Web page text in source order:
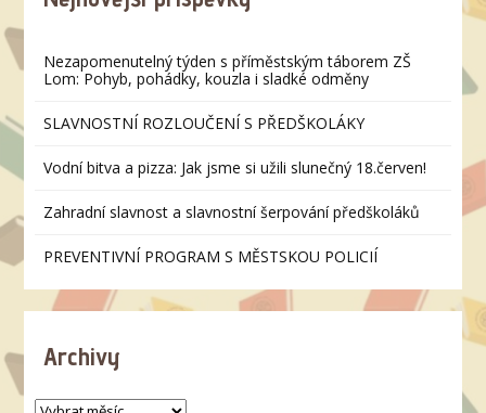
Nezapomenutelný týden s příměstským táborem ZŠ
Lom: Pohyb, pohádky, kouzla i sladké odměny
SLAVNOSTNÍ ROZLOUČENÍ S PŘEDŠKOLÁKY
Vodní bitva a pizza: Jak jsme si užili slunečný 18.červen!
Zahradní slavnost a slavnostní šerpování předškoláků
PREVENTIVNÍ PROGRAM S MĚSTSKOU POLICIÍ
Archivy